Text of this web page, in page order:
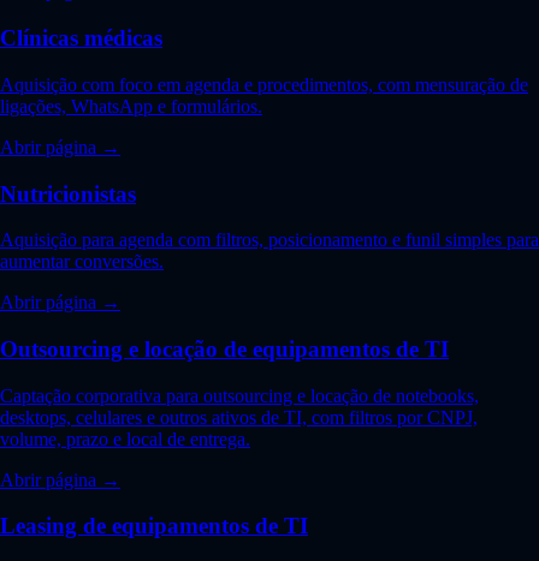
Clínicas médicas
Aquisição com foco em agenda e procedimentos, com mensuração de
ligações, WhatsApp e formulários.
Abrir página →
Nutricionistas
Aquisição para agenda com filtros, posicionamento e funil simples para
aumentar conversões.
Abrir página →
Outsourcing e locação de equipamentos de TI
Captação corporativa para outsourcing e locação de notebooks,
desktops, celulares e outros ativos de TI, com filtros por CNPJ,
volume, prazo e local de entrega.
Abrir página →
Leasing de equipamentos de TI